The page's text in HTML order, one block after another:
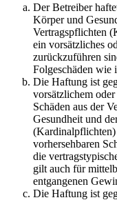
Der Betreiber
Körper und
Vertragspflichten
ein vorsätzliches
zurückzuführen
Folgeschäden wie
Die Haftung ist
vorsätzlichem
Schäden aus der
Gesundheit und
(Kardinalpflichten)
vorhersehbaren
die
gilt auch für
entgangenen
Die Haftung ist